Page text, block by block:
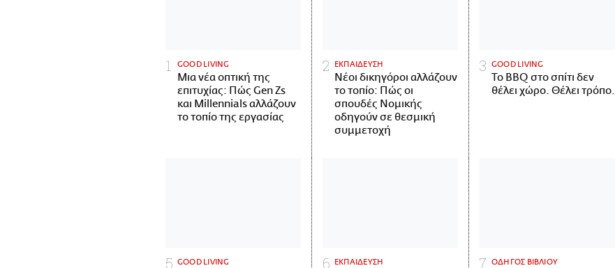
GOOD LIVING
Μια νέα οπτική της
επιτυχίας: Πώς Gen Zs
και Millennials αλλάζουν
το τοπίο της εργασίας
ΕΚΠΑΙΔΕΥΣΗ
Νέοι δικηγόροι αλλάζουν
το τοπίο: Πώς οι
σπουδές Νομικής
οδηγούν σε θεσμική
συμμετοχή
GOOD LIVING
Το BBQ στο σπίτι δεν
θέλει χώρο. Θέλει τρόπο.
GOOD LIVING ΕΚΠΑΙΔΕΥΣΗ ΟΔΗΓΟΣ ΒΙΒΛΙΟΥ